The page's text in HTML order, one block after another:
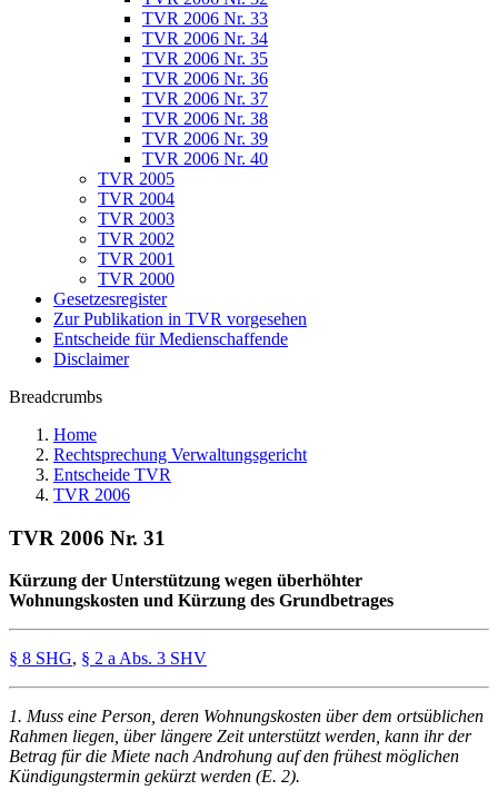
TVR 2006 Nr. 33
TVR 2006 Nr. 34
TVR 2006 Nr. 35
TVR 2006 Nr. 36
TVR 2006 Nr. 37
TVR 2006 Nr. 38
TVR 2006 Nr. 39
TVR 2006 Nr. 40
TVR 2005
TVR 2004
TVR 2003
TVR 2002
TVR 2001
TVR 2000
Gesetzesregister
Zur Publikation in TVR vorgesehen
Entscheide für Medienschaffende
Disclaimer
Breadcrumbs
Home
Rechtsprechung Verwaltungsgericht
Entscheide TVR
TVR 2006
TVR 2006 Nr. 31
Kürzung der Unterstützung wegen überhöhter
Wohnungskosten und Kürzung des Grundbetrages
§ 8 SHG, § 2 a Abs. 3 SHV
1. Muss eine Person, deren Wohnungskosten über dem ortsüblichen
Rahmen liegen, über längere Zeit unterstützt werden, kann ihr der
Betrag für die Miete nach Androhung auf den frühest möglichen
Kündigungstermin gekürzt werden (E. 2).